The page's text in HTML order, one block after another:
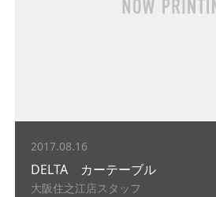
2017.08.16
DELTA カーテーブル
大阪住之江店スタッフ